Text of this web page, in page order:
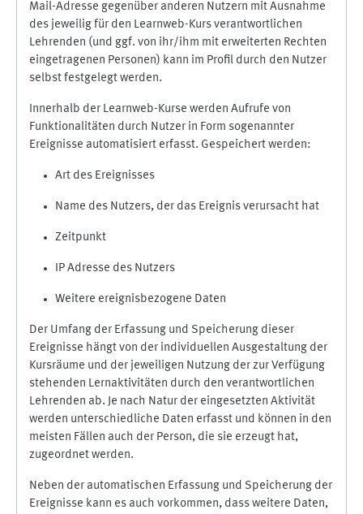
Mail-Adresse gegenüber anderen Nutzern mit Ausnahme
des jeweilig für den Learnweb-Kurs verantwortlichen
Lehrenden (und ggf. von ihr/ihm mit erweiterten Rechten
eingetragenen Personen) kann im Profil durch den Nutzer
selbst festgelegt werden.
Innerhalb der Learnweb-Kurse werden Aufrufe von
Funktionalitäten durch Nutzer in Form sogenannter
Ereignisse automatisiert erfasst. Gespeichert werden:
Art des Ereignisses
Name des Nutzers, der das Ereignis verursacht hat
Zeitpunkt
IP Adresse des Nutzers
Weitere ereignisbezogene Daten
Der Umfang der Erfassung und Speicherung dieser
Ereignisse hängt von der individuellen Ausgestaltung der
Kursräume und der jeweiligen Nutzung der zur Verfügung
stehenden Lernaktivitäten durch den verantwortlichen
Lehrenden ab. Je nach Natur der eingesetzten Aktivität
werden unterschiedliche Daten erfasst und können in den
meisten Fällen auch der Person, die sie erzeugt hat,
zugeordnet werden.
Neben der automatischen Erfassung und Speicherung der
Ereignisse kann es auch vorkommen, dass weitere Daten,